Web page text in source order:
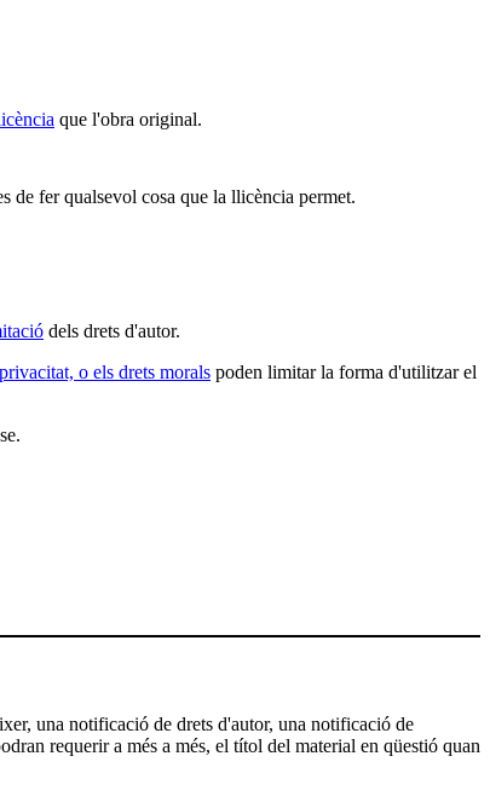
que l'obra original.
de fer qualsevol cosa que la llicència permet.
dels drets d'autor.
o els drets morals poden limitar la forma d'utilitzar el
una notificació de drets d'autor, una notificació de
requerir a més a més, el títol del material en qüestió quan